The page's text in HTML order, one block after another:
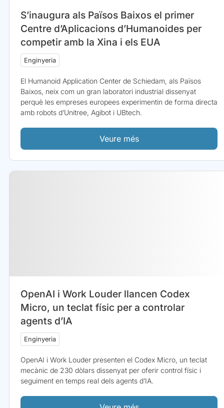
S’inaugura als Països Baixos el primer
Centre d’Aplicacions d’Humanoides per
competir amb la Xina i els EUA
Enginyeria
El Humanoid Application Center de Schiedam, als Països
Baixos, neix com un gran laboratori industrial dissenyat
perquè les empreses europees experimentin de forma directa
amb robots d’Unitree, Agibot i UBtech.
Veure més
OpenAI i Work Louder llancen Codex
Micro, un teclat físic per a controlar
agents d’IA
Enginyeria
OpenAI i Work Louder presenten el Codex Micro, un teclat
mecànic de 230 dòlars dissenyat per oferir control físic i
seguiment en temps real dels agents d’IA.